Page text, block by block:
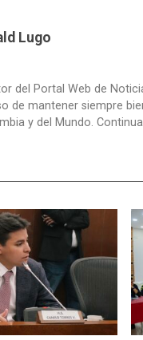
Lugo
del Portal Web de
de mantener siempre
y del Mundo.